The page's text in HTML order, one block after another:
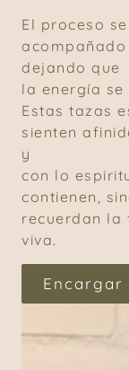
El proceso
dejando que
la energía se
Estas tazas
sienten
y
con lo
contienen,
recuerdan la
viva.
Encargar